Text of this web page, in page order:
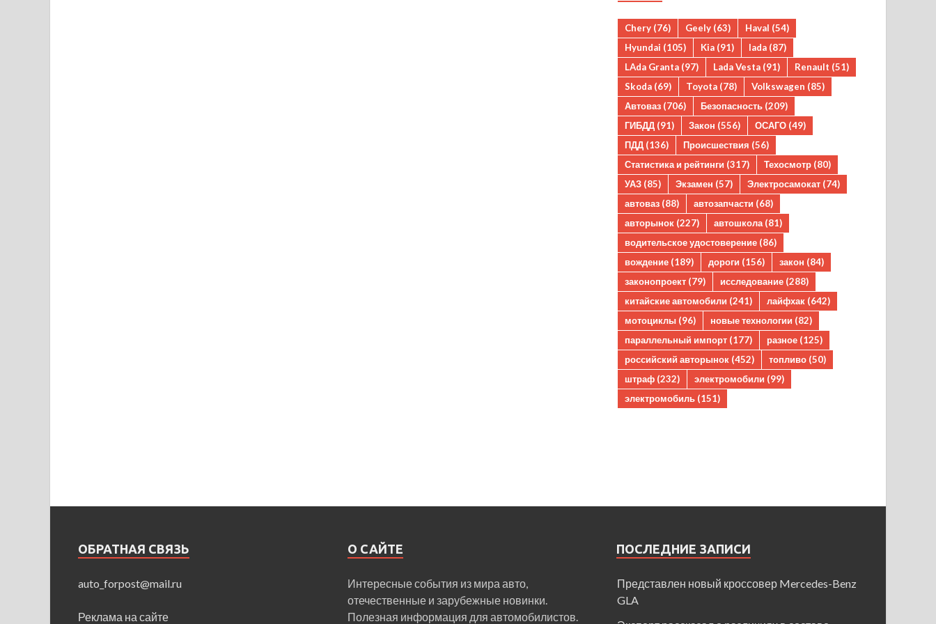
Chery (76) Geely (63) Haval (54)
Hyundai (105) Kia (91) lada (87)
LAda Granta (97) Lada Vesta (91) Renault (51)
Skoda (69) Toyota (78) Volkswagen (85)
Автоваз (706) Безопасность (209)
ГИБДД (91) Закон (556) ОСАГО (49)
ПДД (136) Происшествия (56)
Статистика и рейтинги (317) Техосмотр (80)
УАЗ (85) Экзамен (57) Электросамокат (74)
автоваз (88) автозапчасти (68)
авторынок (227) автошкола (81)
водительское удостоверение (86)
вождение (189) дороги (156) закон (84)
законопроект (79) исследование (288)
китайские автомобили (241) лайфхак (642)
мотоциклы (96) новые технологии (82)
параллельный импорт (177) разное (125)
российский авторынок (452) топливо (50)
штраф (232) электромобили (99)
электромобиль (151)
ОБРАТНАЯ СВЯЗЬ
auto_forpost@mail.ru
Реклама на сайте
О САЙТЕ
Интересные события из мира авто,
отечественные и зарубежные новинки.
Полезная информация для автомобилистов.
ПОСЛЕДНИЕ ЗАПИСИ
Представлен новый кроссовер Mercedes-Benz
GLA